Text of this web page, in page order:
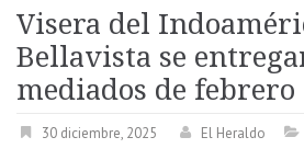
Visera del
Bellavista se
mediados de febrero
30 diciembre, 2025 El Heraldo